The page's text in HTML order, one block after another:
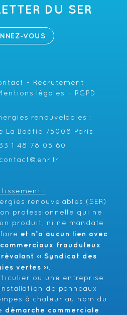
DU SER
VOUS
Recrutement
légales RGPD
renouvelables :
La Boétie 75008 Paris
1 48 78 05 60
contact@enr.fr
:
renouvelables (SER)
professionnelle qui ne
produit, ni ne mandate
et n’a aucun lien avec
frauduleux
‹‹ Syndicat des
vertes ››.
ou une entreprise
de panneaux
à chaleur au nom du
démarche commerciale